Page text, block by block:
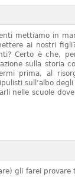
mettiamo in
ai nostri
Certo è che,
sulla
prima, al
sull’albo
nelle scuole
gli farei